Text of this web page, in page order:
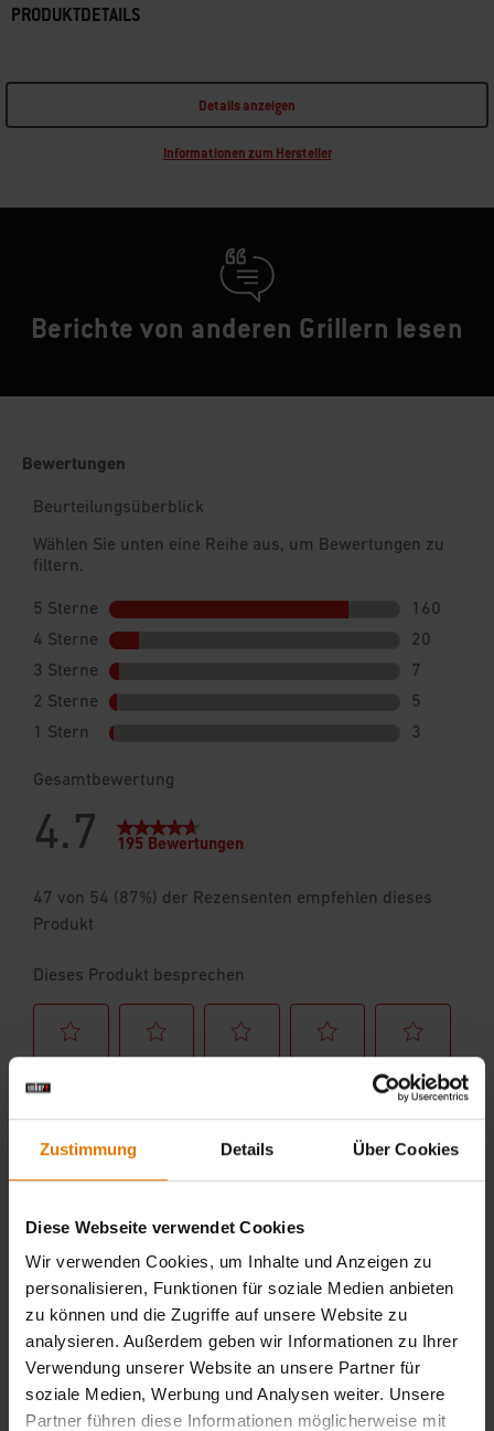
Zustimmung Details Über Cookies
Diese Webseite verwendet Cookies
Wir verwenden Cookies, um Inhalte und Anzeigen zu
personalisieren, Funktionen für soziale Medien anbieten
zu können und die Zugriffe auf unsere Website zu
analysieren. Außerdem geben wir Informationen zu Ihrer
Verwendung unserer Website an unsere Partner für
soziale Medien, Werbung und Analysen weiter. Unsere
Partner führen diese Informationen möglicherweise mit
PRODUKTDETAILS
Details anzeigen
Informationen zum Hersteller
Berichte von anderen Grillern lesen